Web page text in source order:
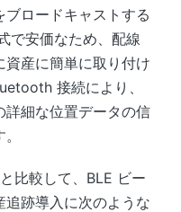
ブロードキャストする
で安価なため、配線
産に簡単に取り付け
接続により、
詳細な位置データの信
比較して、BLE ビー
追跡導入に次のような